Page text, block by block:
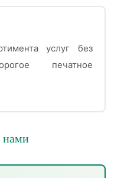
услуг без
печатное
нами